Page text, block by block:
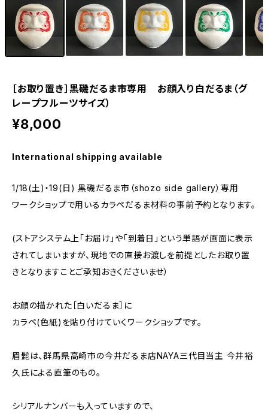
［お取り置き］黒磯だるま市専用 お顔入り白だるま（グ
レープフルーツサイズ）
¥8,000
International shipping available
1/18(土)・19(日) 黒磯だるま市（shozo side gallery）専用
ワークショップで用いるカラペだるま材料の事前予約となります。
(ストアシステム上「お届け」や「到着日」という単語が画面に表示
されてしまいますが、現地での直接お渡しを前提としたお取り置
きとなりますことご承知おきくださいませ）
お顔の描かれた［白いだるま］に
カラペ(色紙)を貼り付けていくワークショップです。
眉髭は、群馬県高崎市の今井だるま店NAYA三代目当主 今井裕
久氏による直筆のもの。
シリアルナンバーも入っていますので、